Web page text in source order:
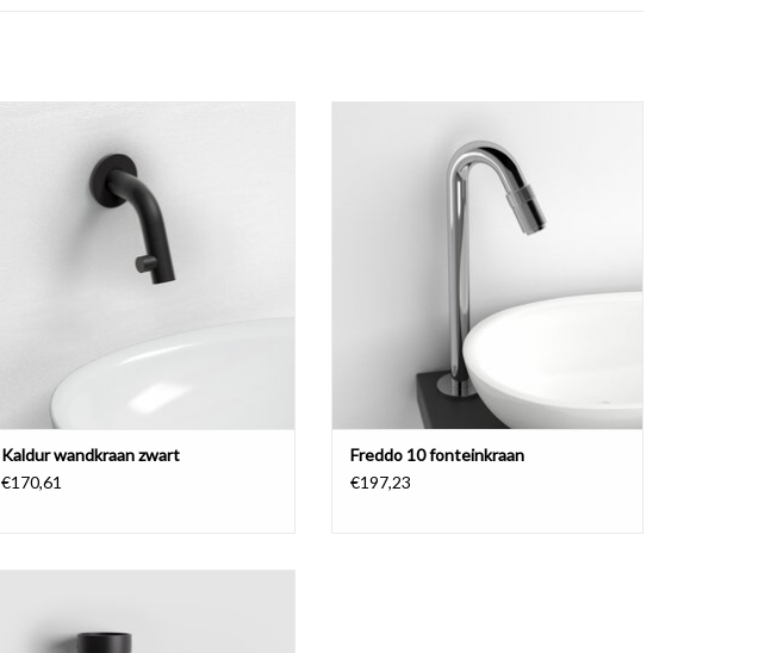
TOEVOEGEN AAN WINKELWAGEN
Kaldur wandkraan zwart
€170,61
TOEVOEGEN AAN WINKELWAGEN
Freddo 10 fonteinkraan
€197,23